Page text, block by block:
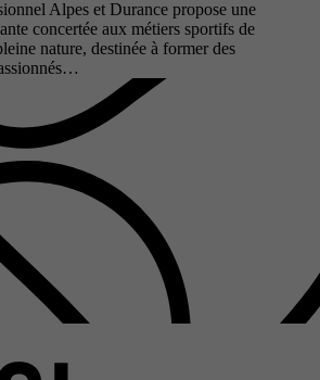
Alpes et Durance propose une
concertée aux métiers sportifs de
nature, destinée à former des